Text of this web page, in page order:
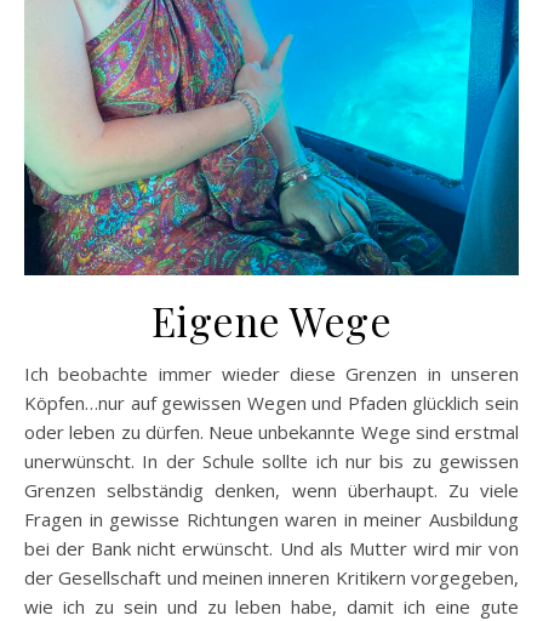
Eigene Wege
Ich beobachte immer wieder diese Grenzen in unseren
Köpfen…nur auf gewissen Wegen und Pfaden glücklich sein
oder leben zu dürfen. Neue unbekannte Wege sind erstmal
unerwünscht. In der Schule sollte ich nur bis zu gewissen
Grenzen selbständig denken, wenn überhaupt. Zu viele
Fragen in gewisse Richtungen waren in meiner Ausbildung
bei der Bank nicht erwünscht. Und als Mutter wird mir von
der Gesellschaft und meinen inneren Kritikern vorgegeben,
wie ich zu sein und zu leben habe, damit ich eine gute